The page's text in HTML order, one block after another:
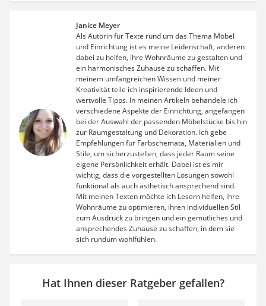
Janice Meyer
Als Autorin für Texte rund um das Thema Möbel
und Einrichtung ist es meine Leidenschaft, anderen
dabei zu helfen, ihre Wohnräume zu gestalten und
ein harmonisches Zuhause zu schaffen. Mit
meinem umfangreichen Wissen und meiner
Kreativität teile ich inspirierende Ideen und
wertvolle Tipps. In meinen Artikeln behandele ich
verschiedene Aspekte der Einrichtung, angefangen
bei der Auswahl der passenden Möbelstücke bis hin
zur Raumgestaltung und Dekoration. Ich gebe
Empfehlungen für Farbschemata, Materialien und
Stile, um sicherzustellen, dass jeder Raum seine
eigene Persönlichkeit erhält. Dabei ist es mir
wichtig, dass die vorgestellten Lösungen sowohl
funktional als auch ästhetisch ansprechend sind.
Mit meinen Texten möchte ich Lesern helfen, ihre
Wohnräume zu optimieren, ihren individuellen Stil
zum Ausdruck zu bringen und ein gemütliches und
ansprechendes Zuhause zu schaffen, in dem sie
sich rundum wohlfühlen.
Hat Ihnen dieser Ratgeber gefallen?